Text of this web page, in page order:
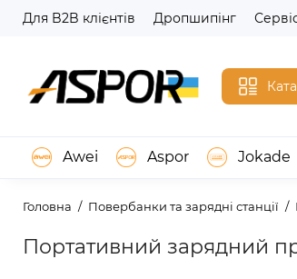
Для B2B клієнтів Дропшипінг
Awei Aspor Jokade
Головна Повербанки та зарядні станції
Портативний зарядний